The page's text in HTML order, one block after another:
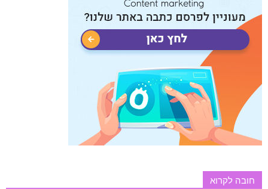
חובה לקרוא